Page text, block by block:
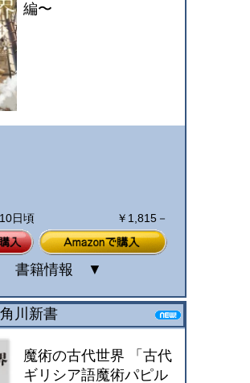
編〜
日頃 ￥1,815－
書籍情報 ▼
角川新書
魔術の古代世界 「古代
ギリシア語魔術パピル